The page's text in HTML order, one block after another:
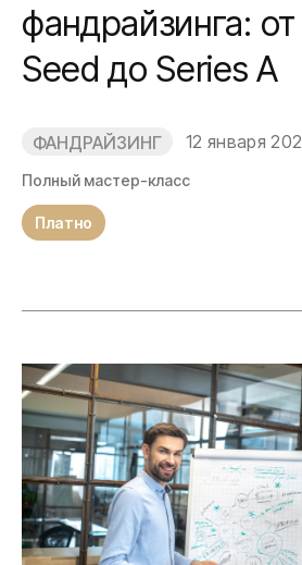
фандрайзинга:
Seed до Series A
ФАНДРАЙЗИНГ 12 января
Полный мастер-класс
Платно